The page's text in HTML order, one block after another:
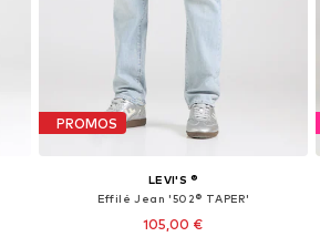
PROMOS
LEVI'S ®
Effilé Jean '502® TAPER'
105,00 €